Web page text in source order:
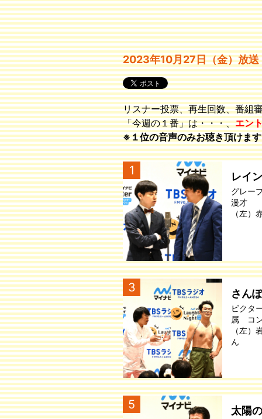
2023年10月27日（金）放送
リスナー投票、再生回数、番組
「今週の１番」は・・・、エン
※１位の音声のみお聴き頂けます
1 レイ
グレー
漫才
（左
3 さんぽ
ビクタ
属 コ
（左
ん
5 太陽